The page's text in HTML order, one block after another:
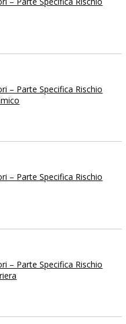
– Parte Specifica Rischio
– Parte Specifica Rischio
– Parte Specifica Rischio